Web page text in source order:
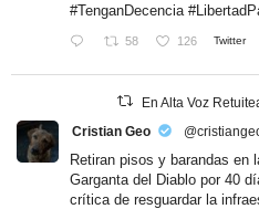
#TenganDecencia
58 126 Twitter
En Alta Voz
Cristian Geo
Retiran pisos y barandas en
Garganta del Diablo por 40
crítica de resguardar la